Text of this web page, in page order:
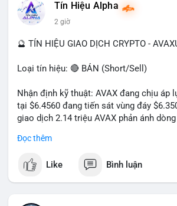
Tín Hiệu Alpha
2 giờ
🔮 TÍN HIỆU GIAO DỊCH CRYPTO -
Loại tín hiệu: 🔴 BÁN (Short/Sell)
Nhận định kỹ thuật: AVAX đang chịu áp
tại $6.4560 đang tiến sát vùng đáy
giao dịch 2.14 triệu AVAX phản ánh
- Vùng Entry: $6.4500 - $6.4800
- Mục tiêu chốt lời (Take Profit - TP):
Đọc thêm
Like Bình luận